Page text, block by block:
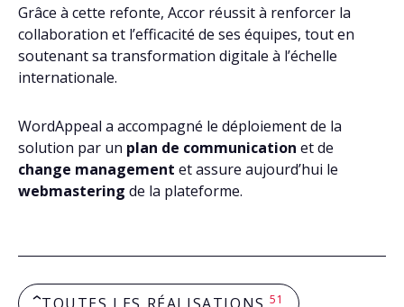
Grâce à cette refonte, Accor réussit à renforcer la
collaboration et l’efficacité de ses équipes, tout en
soutenant sa transformation digitale à l’échelle
internationale.
WordAppeal a accompagné le déploiement de la
solution par un plan de communication et de
change management et assure aujourd’hui le
webmastering de la plateforme.
51